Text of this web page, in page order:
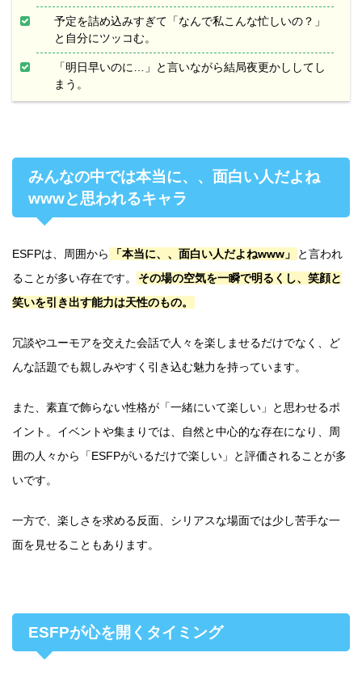
予定を詰め込みすぎて「なんで私こんな忙しいの？」
と自分にツッコむ。
「明日早いのに…」と言いながら結局夜更かししてし
まう。
みんなの中では本当に、、面白い人だよね
wwwと思われるキャラ
ESFPは、周囲から 「本当に、、面白い人だよねwww」
と言われ
ることが多い存在です。
その場の空気を一瞬で明るくし、笑顔と
笑いを引き出す能力は天性のもの。
冗談やユーモアを交えた会話で人々を楽しませるだけでなく、ど
んな話題でも親しみやすく引き込む魅力を持っています。
また、素直で飾らない性格が「一緒にいて楽しい」と思わせるポ
イント。イベントや集まりでは、自然と中心的な存在になり、周
囲の人々から「ESFPがいるだけで楽しい」と評価されることが多
いです。
一方で、楽しさを求める反面、シリアスな場面では少し苦手な一
面を見せることもあります。
ESFPが心を開くタイミング